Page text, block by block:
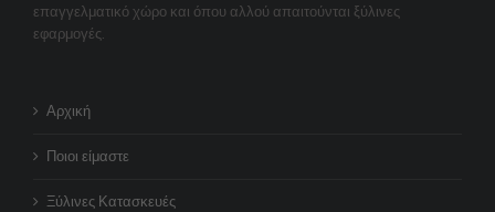
επαγγελματικό χώρο και όπου αλλού απαιτούνται ξύλινες
εφαρμογές.
Αρχική
Ποιοι είμαστε
Ξύλινες Κατασκευές